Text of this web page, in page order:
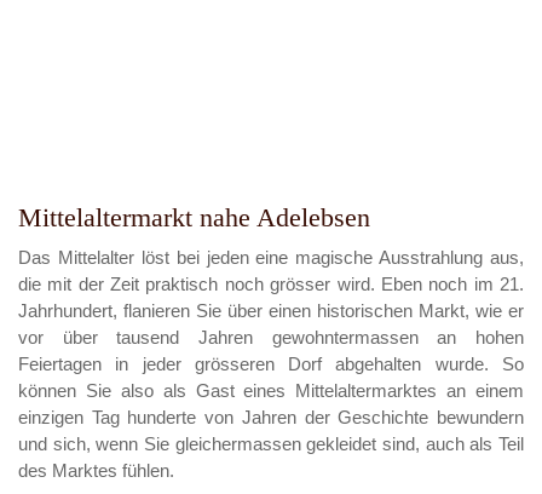
Mittelaltermarkt nahe Adelebsen
Das Mittelalter löst bei jeden eine magische Ausstrahlung aus,
die mit der Zeit praktisch noch grösser wird. Eben noch im 21.
Jahrhundert, flanieren Sie über einen historischen Markt, wie er
vor über tausend Jahren gewohntermassen an hohen
Feiertagen in jeder grösseren Dorf abgehalten wurde. So
können Sie also als Gast eines Mittelaltermarktes an einem
einzigen Tag hunderte von Jahren der Geschichte bewundern
und sich, wenn Sie gleichermassen gekleidet sind, auch als Teil
des Marktes fühlen.